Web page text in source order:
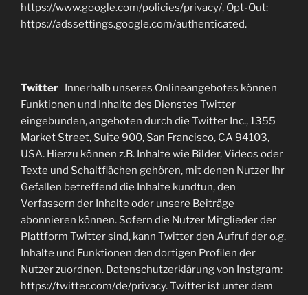
https://www.google.com/policies/privacy/, Opt-Out:
https://adssettings.google.com/authenticated.
Twitter Innerhalb unseres Onlineangebotes können
Funktionen und Inhalte des Dienstes Twitter
eingebunden, angeboten durch die Twitter Inc., 1355
Market Street, Suite 900, San Francisco, CA 94103,
USA. Hierzu können z.B. Inhalte wie Bilder, Videos oder
Texte und Schaltflächen gehören, mit denen Nutzer Ihr
Gefallen betreffend die Inhalte kundtun, den
Verfassern der Inhalte oder unsere Beiträge
abonnieren können. Sofern die Nutzer Mitglieder der
Plattform Twitter sind, kann Twitter den Aufruf der o.g.
Inhalte und Funktionen den dortigen Profilen der
Nutzer zuordnen. Datenschutzerklärung von Instgram:
https://twitter.com/de/privacy. Twitter ist unter dem